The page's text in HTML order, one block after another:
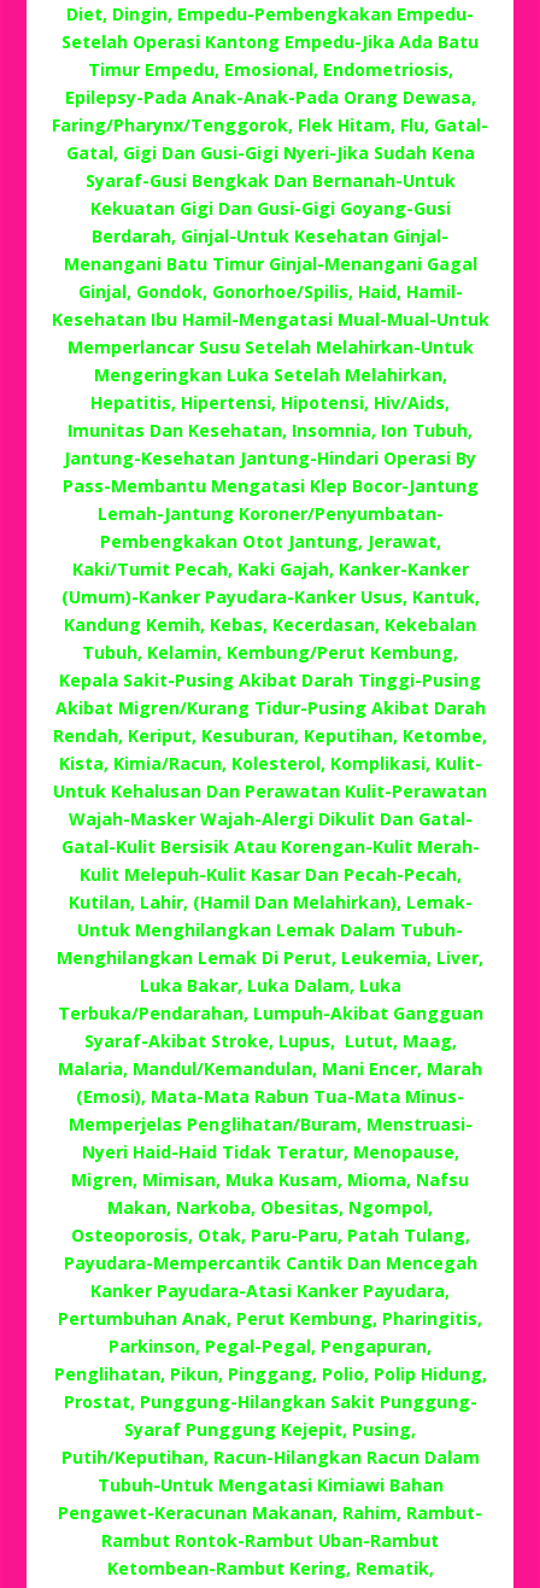
Diet, Dingin, Empedu-Pembengkakan Empedu-
Setelah Operasi Kantong Empedu-Jika Ada Batu
Timur Empedu, Emosional, Endometriosis,
Epilepsy-Pada Anak-Anak-Pada Orang Dewasa,
Faring/Pharynx/Tenggorok, Flek Hitam, Flu, Gatal-
Gatal, Gigi Dan Gusi-Gigi Nyeri-Jika Sudah Kena
Syaraf-Gusi Bengkak Dan Bernanah-Untuk
Kekuatan Gigi Dan Gusi-Gigi Goyang-Gusi
Berdarah, Ginjal-Untuk Kesehatan Ginjal-
Menangani Batu Timur Ginjal-Menangani Gagal
Ginjal, Gondok, Gonorhoe/Spilis, Haid, Hamil-
Kesehatan Ibu Hamil-Mengatasi Mual-Mual-Untuk
Memperlancar Susu Setelah Melahirkan-Untuk
Mengeringkan Luka Setelah Melahirkan,
Hepatitis, Hipertensi, Hipotensi, Hiv/Aids,
Imunitas Dan Kesehatan, Insomnia, Ion Tubuh,
Jantung-Kesehatan Jantung-Hindari Operasi By
Pass-Membantu Mengatasi Klep Bocor-Jantung
Lemah-Jantung Koroner/Penyumbatan-
Pembengkakan Otot Jantung, Jerawat,
Kaki/Tumit Pecah, Kaki Gajah, Kanker-Kanker
(Umum)-Kanker Payudara-Kanker Usus, Kantuk,
Kandung Kemih, Kebas, Kecerdasan, Kekebalan
Tubuh, Kelamin, Kembung/Perut Kembung,
Kepala Sakit-Pusing Akibat Darah Tinggi-Pusing
Akibat Migren/Kurang Tidur-Pusing Akibat Darah
Rendah, Keriput, Kesuburan, Keputihan, Ketombe,
Kista, Kimia/Racun, Kolesterol, Komplikasi, Kulit-
Untuk Kehalusan Dan Perawatan Kulit-Perawatan
Wajah-Masker Wajah-Alergi Dikulit Dan Gatal-
Gatal-Kulit Bersisik Atau Korengan-Kulit Merah-
Kulit Melepuh-Kulit Kasar Dan Pecah-Pecah,
Kutilan, Lahir, (Hamil Dan Melahirkan), Lemak-
Untuk Menghilangkan Lemak Dalam Tubuh-
Menghilangkan Lemak Di Perut, Leukemia, Liver,
Luka Bakar, Luka Dalam, Luka
Terbuka/Pendarahan, Lumpuh-Akibat Gangguan
Syaraf-Akibat Stroke, Lupus, Lutut, Maag,
Malaria, Mandul/Kemandulan, Mani Encer, Marah
(Emosi), Mata-Mata Rabun Tua-Mata Minus-
Memperjelas Penglihatan/Buram, Menstruasi-
Nyeri Haid-Haid Tidak Teratur, Menopause,
Migren, Mimisan, Muka Kusam, Mioma, Nafsu
Makan, Narkoba, Obesitas, Ngompol,
Osteoporosis, Otak, Paru-Paru, Patah Tulang,
Payudara-Mempercantik Cantik Dan Mencegah
Kanker Payudara-Atasi Kanker Payudara,
Pertumbuhan Anak, Perut Kembung, Pharingitis,
Parkinson, Pegal-Pegal, Pengapuran,
Penglihatan, Pikun, Pinggang, Polio, Polip Hidung,
Prostat, Punggung-Hilangkan Sakit Punggung-
Syaraf Punggung Kejepit, Pusing,
Putih/Keputihan, Racun-Hilangkan Racun Dalam
Tubuh-Untuk Mengatasi Kimiawi Bahan
Pengawet-Keracunan Makanan, Rahim, Rambut-
Rambut Rontok-Rambut Uban-Rambut
Ketombean-Rambut Kering, Rematik,